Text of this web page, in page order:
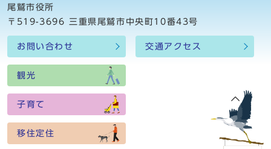
尾鷲市役所
〒519-3696 三重県尾鷲市中央町10番43号
お問い合わせ 交通アクセス
観光
子育て
移住定住